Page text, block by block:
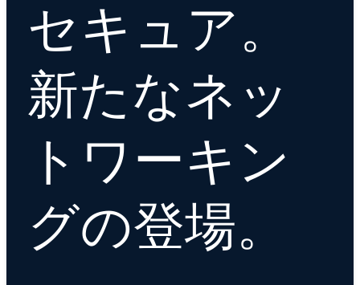
セキュア。
新たなネッ
トワーキン
グの登場。